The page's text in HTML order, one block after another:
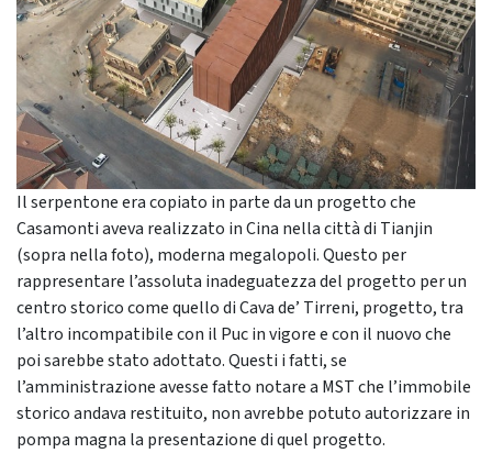
Il serpentone era copiato in parte da un progetto che
Casamonti aveva realizzato in Cina nella città di Tianjin
(sopra nella foto), moderna megalopoli. Questo per
rappresentare l’assoluta inadeguatezza del progetto per un
centro storico come quello di Cava de’ Tirreni, progetto, tra
l’altro incompatibile con il Puc in vigore e con il nuovo che
poi sarebbe stato adottato. Questi i fatti, se
l’amministrazione avesse fatto notare a MST che l’immobile
storico andava restituito, non avrebbe potuto autorizzare in
pompa magna la presentazione di quel progetto.